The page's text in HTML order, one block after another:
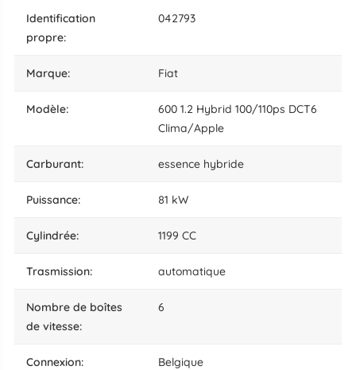
identification
propre:
042793
marque: Fiat
modèle:
600 1.2 Hybrid 100/110ps DCT6
Clima/Apple
carburant: essence hybride
puissance: 81 kW
cylindrée: 1199 CC
trasmission: automatique
nombre de boîtes
de vitesse:
6
connexion: Belgique